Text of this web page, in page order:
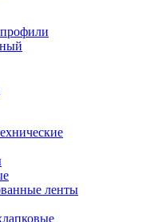
ленты